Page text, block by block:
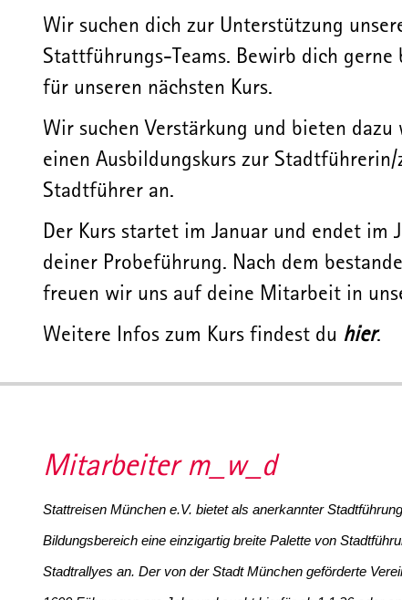
Wir suchen dich zur Unterstützung
Stattführungs-Teams. Bewirb dich gerne
für unseren nächsten Kurs.
Wir suchen Verstärkung und bieten dazu
einen Ausbildungskurs zur Stadtführerin/
Stadtführer an.
Der Kurs startet im Januar und endet im
deiner Probeführung. Nach dem
freuen wir uns auf deine Mitarbeit in
Weitere Infos zum Kurs findest du hier.
Mitarbeiter m_w_d
Stattreisen München e.V. bietet als anerkannter
Bildungsbereich eine einzigartig breite Palette von
Stadtrallyes an. Der von der Stadt München geförderte